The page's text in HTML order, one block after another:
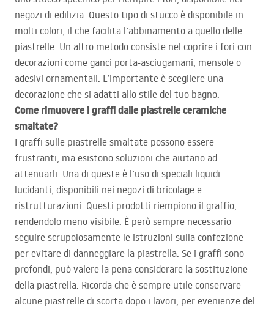
negozi di edilizia. Questo tipo di stucco è disponibile in
molti colori, il che facilita l’abbinamento a quello delle
piastrelle. Un altro metodo consiste nel coprire i fori con
decorazioni come ganci porta-asciugamani, mensole o
adesivi ornamentali. L’importante è scegliere una
decorazione che si adatti allo stile del tuo bagno.
Come rimuovere i graffi dalle piastrelle ceramiche
smaltate?
I graffi sulle piastrelle smaltate possono essere
frustranti, ma esistono soluzioni che aiutano ad
attenuarli. Una di queste è l’uso di speciali liquidi
lucidanti, disponibili nei negozi di bricolage e
ristrutturazioni. Questi prodotti riempiono il graffio,
rendendolo meno visibile. È però sempre necessario
seguire scrupolosamente le istruzioni sulla confezione
per evitare di danneggiare la piastrella. Se i graffi sono
profondi, può valere la pena considerare la sostituzione
della piastrella. Ricorda che è sempre utile conservare
alcune piastrelle di scorta dopo i lavori, per evenienze del